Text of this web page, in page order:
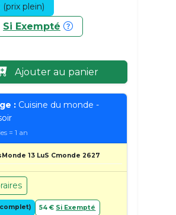
(prix plein)
Si Exempté
Ajouter au panier
: Cuisine du monde -
= 1 an
13 LuS Cmonde 2627
54 € Si Exempté